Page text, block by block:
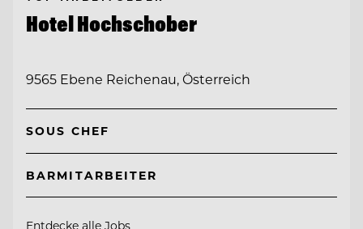
Hotel Hochschober
9565 Ebene Reichenau, Österreich
SOUS CHEF
BARMITARBEITER
Entdecke alle Jobs